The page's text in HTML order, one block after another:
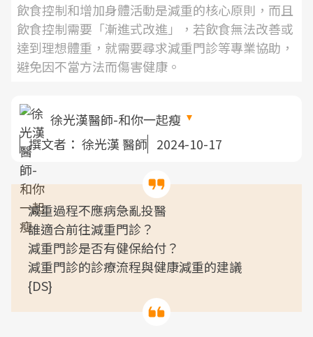
飲食控制和增加身體活動是減重的核心原則，而且
飲食控制需要「漸進式改進」，若飲食無法改善或
達到理想體重，就需要尋求減重門診等專業協助，
避免因不當方法而傷害健康。
徐光漢醫師-和你一起瘦
撰文者： 徐光漢 醫師 2024-10-17
減重過程不應病急亂投醫
誰適合前往減重門診？
減重門診是否有健保給付？
減重門診的診療流程與健康減重的建議
{DS}